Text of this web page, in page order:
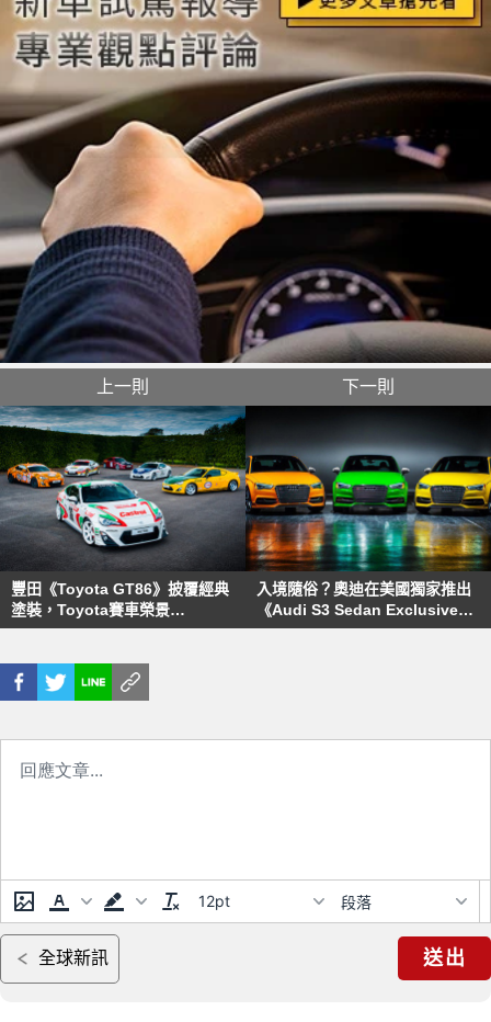
上一則
豐田《Toyota GT86》披覆經典
塗裝，Toyota賽車榮景
GoodWood再現
下一則
入境隨俗？奧迪在美國獨家推出
《Audi S3 Sedan Exclusive
Edition》超繽紛特仕車 數量只
12pt 段落
全球新訊 送出